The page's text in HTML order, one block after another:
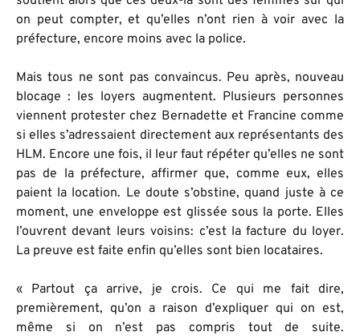
on peut compter, et qu’elles n’ont rien à voir avec la
préfecture, encore moins avec la police.
Mais tous ne sont pas convaincus. Peu après, nouveau
blocage : les loyers augmentent. Plusieurs personnes
viennent protester chez Bernadette et Francine comme
si elles s’adressaient directement aux représentants des
HLM. Encore une fois, il leur faut répéter qu’elles ne sont
pas de la préfecture, affirmer que, comme eux, elles
paient la location. Le doute s’obstine, quand juste à ce
moment, une enveloppe est glissée sous la porte. Elles
l’ouvrent devant leurs voisins: c’est la facture du loyer.
La preuve est faite enfin qu’elles sont bien locataires.
« Partout ça arrive, je crois. Ce qui me fait dire,
premièrement, qu’on a raison d’expliquer qui on est,
même si on n’est pas compris tout de suite.